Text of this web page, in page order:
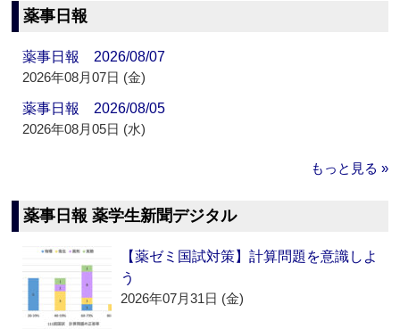
薬事日報
薬事日報 2026/08/07
2026年08月07日 (金)
薬事日報 2026/08/05
2026年08月05日 (水)
もっと見る »
薬事日報 薬学生新聞デジタル
【薬ゼミ国試対策】計算問題を意識しよ
う
2026年07月31日 (金)